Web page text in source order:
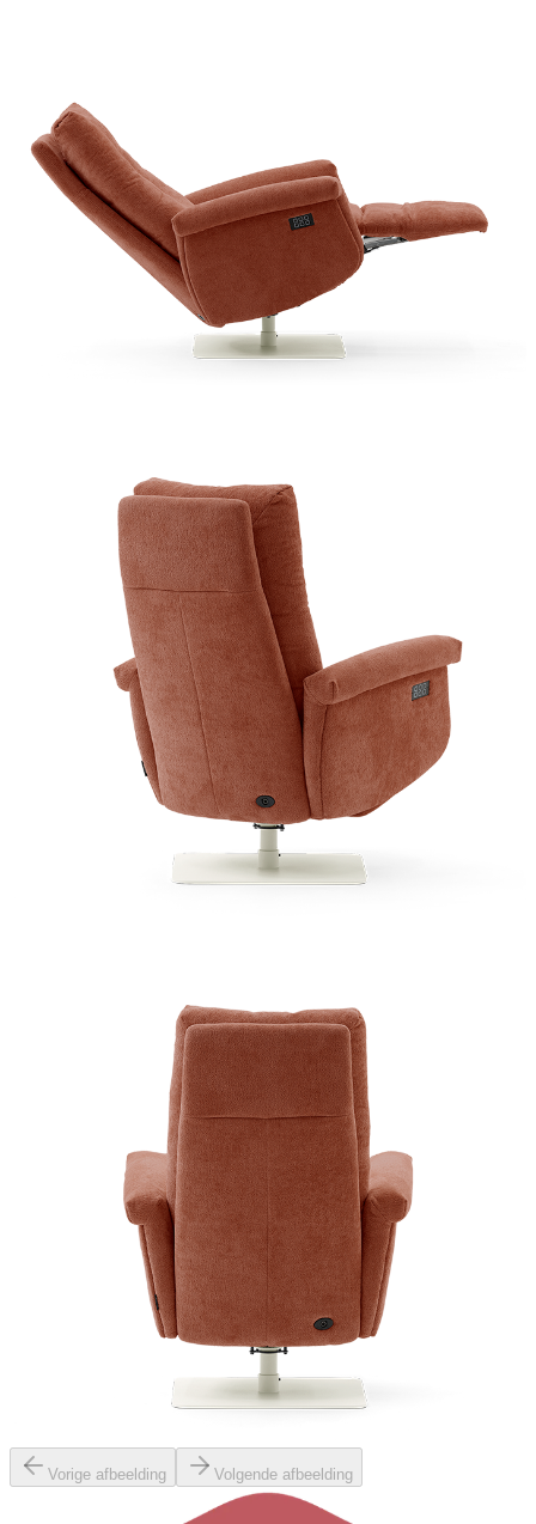
Vorige afbeelding Volgende afbeelding